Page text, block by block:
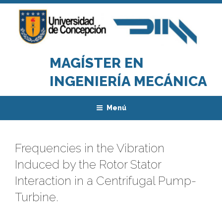
Saltar
contenido
MAGÍSTER EN
INGENIERÍA MECÁNICA
Menú
Frequencies in the Vibration
Induced by the Rotor Stator
Interaction in a Centrifugal Pump-
Turbine.